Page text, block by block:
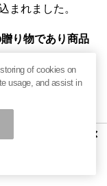
まれました。
り物であり商品
がコチャバンバ
きなうねりと
ア政府は水道
×
of cookies on
usage, and assist in